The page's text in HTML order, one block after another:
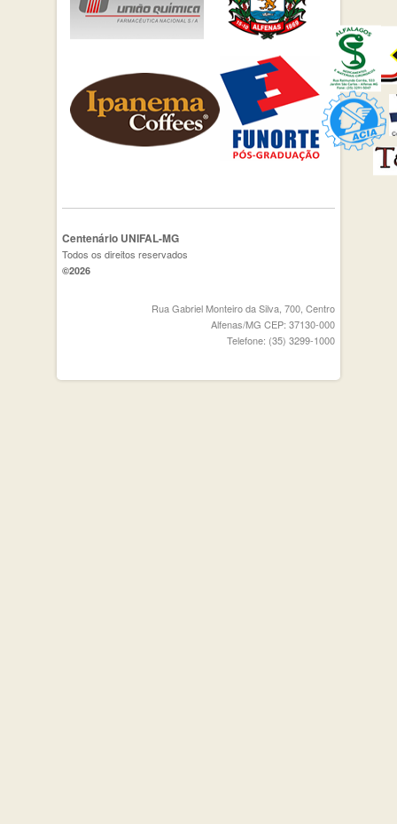
Centenário UNIFAL-MG
Todos os direitos reservados
©2026
Rua Gabriel Monteiro da Silva, 700, Centro
Alfenas/MG CEP: 37130-000
Telefone: (35) 3299-1000